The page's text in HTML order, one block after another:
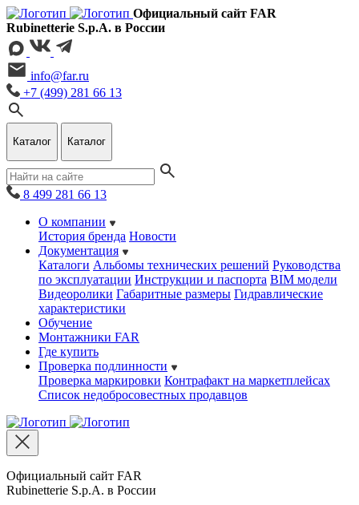
Официальный сайт FAR
Rubinetterie S.p.A. в России
info@far.ru
+7 (499) 281 66 13
Каталог Каталог
8 499 281 66 13
О компании
История бренда Новости
Документация
Каталоги Альбомы технических решений Руководства
по эксплуатации Инструкции и паспорта BIM модели
Видеоролики Габаритные размеры Гидравлические
характеристики
Обучение
Монтажники FAR
Где купить
Проверка подлинности
Проверка маркировки Контрафакт на маркетплейсах
Cписок недобросовестных продавцов
Официальный сайт FAR
Rubinetterie S.p.A. в России